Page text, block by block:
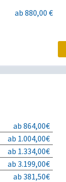
ab 880,00 €
ab 864,00€
ab 1.004,00€
ab 1.334,00€
ab 3.199,00€
ab 381,50€